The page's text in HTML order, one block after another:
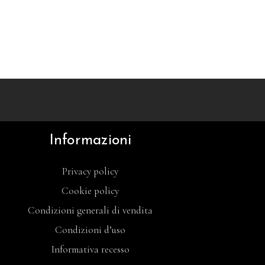
Informazioni
Privacy policy
Cookie policy
Condizioni generali di vendita
Condizioni d’uso
Informativa recesso